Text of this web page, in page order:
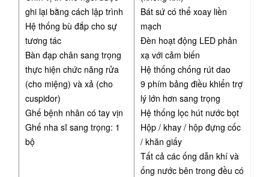
ghi lại bằng cách lập trình
Hệ thống bù đắp cho sự
tương tác
Bàn đạp chân sang trọng
thực hiện chức năng rửa
(cho miệng) và xả (cho
cuspidor)
Ghế bệnh nhân có tay vịn
Ghế nha sĩ sang trọng: 1
bộ
Bát sứ có thể xoay liền
mạch
Đèn hoạt động LED phản
xạ với cảm biến
Hệ thống chống rút dao
9 phím bảng điều khiển trợ
lý lớn hơn sang trọng
Hệ thống lọc hút nước bọt
Hộp / khay / hộp đựng cốc
/ khăn giấy
Tất cả các ống dẫn khí và
ống nước bên trong đều có